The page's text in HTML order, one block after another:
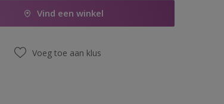
Vind een winkel
Voeg toe aan klus